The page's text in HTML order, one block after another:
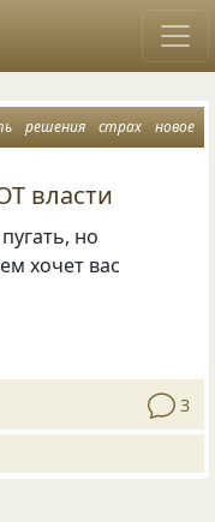
решения страх новое
власти
, но
хочет вас
3